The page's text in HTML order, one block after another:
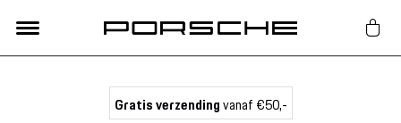
Gratis verzendingvanaf €50,-